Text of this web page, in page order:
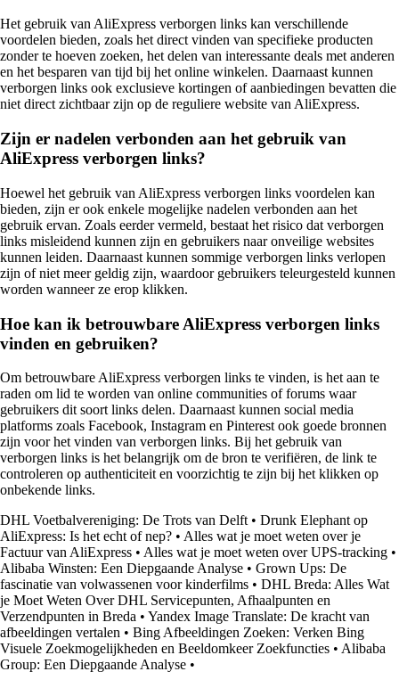
Het gebruik van AliExpress verborgen links kan verschillende
voordelen bieden, zoals het direct vinden van specifieke producten
zonder te hoeven zoeken, het delen van interessante deals met anderen
en het besparen van tijd bij het online winkelen. Daarnaast kunnen
verborgen links ook exclusieve kortingen of aanbiedingen bevatten die
niet direct zichtbaar zijn op de reguliere website van AliExpress.
Zijn er nadelen verbonden aan het gebruik van
AliExpress verborgen links?
Hoewel het gebruik van AliExpress verborgen links voordelen kan
bieden, zijn er ook enkele mogelijke nadelen verbonden aan het
gebruik ervan. Zoals eerder vermeld, bestaat het risico dat verborgen
links misleidend kunnen zijn en gebruikers naar onveilige websites
kunnen leiden. Daarnaast kunnen sommige verborgen links verlopen
zijn of niet meer geldig zijn, waardoor gebruikers teleurgesteld kunnen
worden wanneer ze erop klikken.
Hoe kan ik betrouwbare AliExpress verborgen links
vinden en gebruiken?
Om betrouwbare AliExpress verborgen links te vinden, is het aan te
raden om lid te worden van online communities of forums waar
gebruikers dit soort links delen. Daarnaast kunnen social media
platforms zoals Facebook, Instagram en Pinterest ook goede bronnen
zijn voor het vinden van verborgen links. Bij het gebruik van
verborgen links is het belangrijk om de bron te verifiëren, de link te
controleren op authenticiteit en voorzichtig te zijn bij het klikken op
onbekende links.
DHL Voetbalvereniging: De Trots van Delft • Drunk Elephant op
AliExpress: Is het echt of nep? • Alles wat je moet weten over je
Factuur van AliExpress • Alles wat je moet weten over UPS-tracking •
Alibaba Winsten: Een Diepgaande Analyse • Grown Ups: De
fascinatie van volwassenen voor kinderfilms • DHL Breda: Alles Wat
je Moet Weten Over DHL Servicepunten, Afhaalpunten en
Verzendpunten in Breda • Yandex Image Translate: De kracht van
afbeeldingen vertalen • Bing Afbeeldingen Zoeken: Verken Bing
Visuele Zoekmogelijkheden en Beeldomkeer Zoekfuncties • Alibaba
Group: Een Diepgaande Analyse •